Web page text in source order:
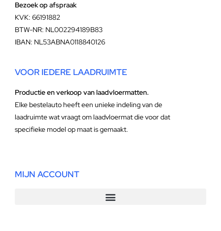
Bezoek op afspraak
KVK: 66191882
BTW-NR: NL002294189B83
IBAN: NL53ABNA0118840126
VOOR IEDERE LAADRUIMTE
Productie en verkoop van laadvloermatten.
Elke bestelauto heeft een unieke indeling van de
laadruimte wat vraagt om laadvloermat die voor dat
specifieke model op maat is gemaakt.
MIJN ACCOUNT